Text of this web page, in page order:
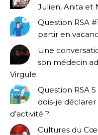
Julien, Anita et
Question RSA
partir en
Une
son médecin
Virgule
Question RSA
dois-je
d’activité ?
Cultures du